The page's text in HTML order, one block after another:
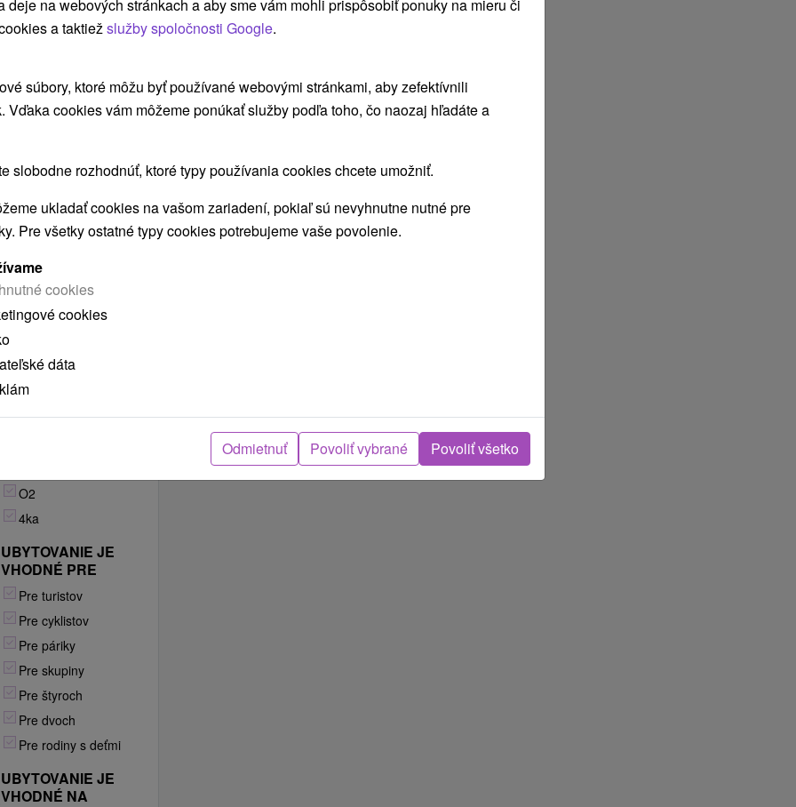
oplotený
OBJEKTU
Pri objekte
V OBJEKTE
Podlahové
OBJEKTE
POVOLENÉ?
NIE JE v interiéri
V OBJEKTE JE
POKRYTIE
MOBILNÝM
SIGNÁLOM
O2
4ka
UBYTOVANIE JE
VHODNÉ PRE
Pre turistov
Pre cyklistov
Pre páriky
Pre skupiny
Pre štyroch
Pre dvoch
Pre rodiny s deťmi
UBYTOVANIE JE
VHODNÉ NA
deje na webových stránkach a aby sme vám mohli prispôsobiť ponuky na mieru či
a taktiež služby spoločnosti Google.
súbory, ktoré môžu byť používané webovými stránkami, aby zefektívnili
Vďaka cookies vám môžeme ponúkať služby podľa toho, čo naozaj hľadáte a
slobodne rozhodnúť, ktoré typy používania cookies chcete umožniť.
ukladať cookies na vašom zariadení, pokiaľ sú nevyhnutne nutné pre
Pre všetky ostatné typy cookies potrebujeme vaše povolenie.
cookies
cookies
dáta
Odmietnuť Povoliť vybrané Povoliť všetko